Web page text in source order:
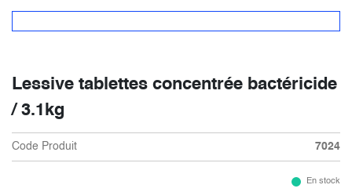
Lessive tablettes concentrée bactéricide
/ 3.1kg
Code Produit 7024
En stock